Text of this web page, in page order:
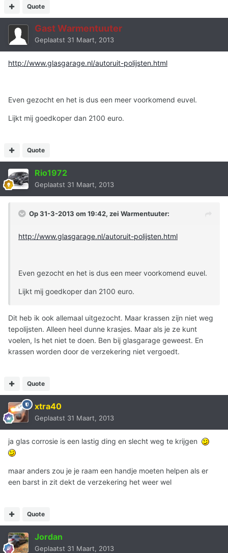
Quote
Gast Warmentuuter
Geplaatst 31 Maart, 2013
http://www.glasgarage.nl/autoruit-polijsten.html
Even gezocht en het is dus een meer voorkomend euvel.
Lijkt mij goedkoper dan 2100 euro.
Quote
Rio1972
Geplaatst 31 Maart, 2013
Op 31-3-2013 om 19:42, zei Warmentuuter:
http://www.glasgarage.nl/autoruit-polijsten.html
Even gezocht en het is dus een meer voorkomend euvel.
Lijkt mij goedkoper dan 2100 euro.
Dit heb ik ook allemaal uitgezocht. Maar krassen zijn niet weg
tepolijsten. Alleen heel dunne krasjes. Maar als je ze kunt
voelen, Is het niet te doen. Ben bij glasgarage geweest. En
krassen worden door de verzekering niet vergoedt.
Quote
xtra40
Geplaatst 31 Maart, 2013
ja glas corrosie is een lastig ding en slecht weg te krijgen
maar anders zou je je raam een handje moeten helpen als er
een barst in zit dekt de verzekering het weer wel
Quote
Jordan
Geplaatst 31 Maart, 2013